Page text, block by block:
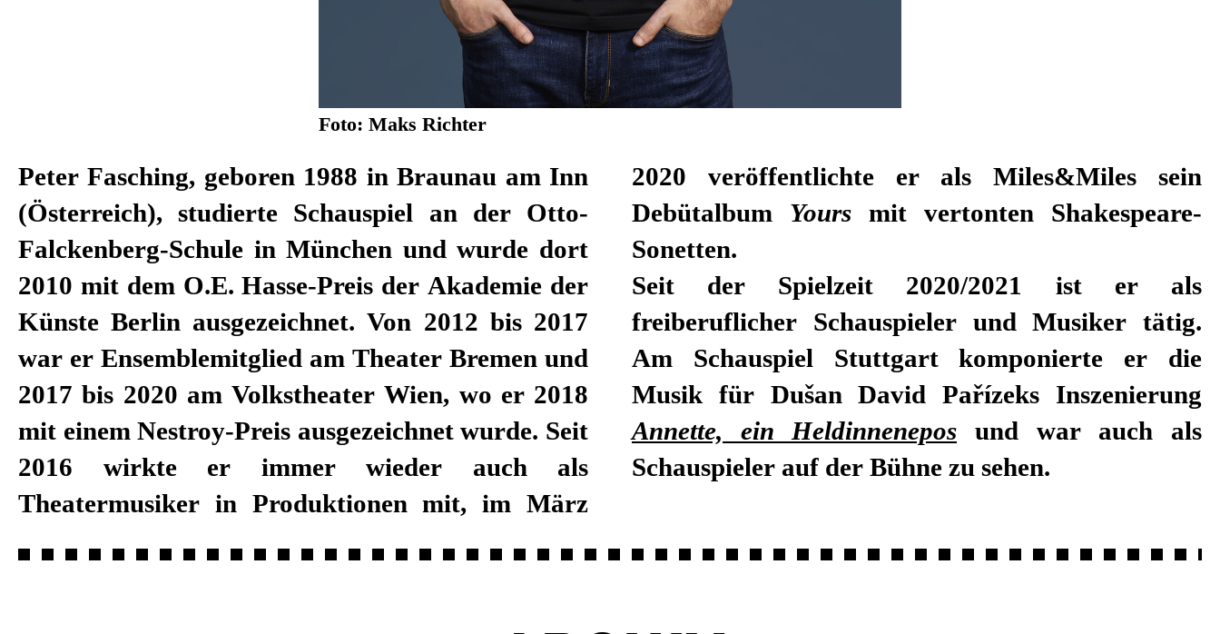
Foto: Maks Richter
Peter Fasching, geboren 1988 in Braunau am Inn
(Österreich), studierte Schauspiel an der Otto-
Falckenberg-Schule in München und wurde dort
2010 mit dem O.E. Hasse-Preis der Akademie der
Künste Berlin ausgezeichnet. Von 2012 bis 2017
war er Ensemblemitglied am Theater Bremen und
2017 bis 2020 am Volkstheater Wien, wo er 2018
mit einem Nestroy-Preis ausgezeichnet wurde. Seit
2016 wirkte er immer wieder auch als
Theatermusiker in Produktionen mit, im März
2020 veröffentlichte er als Miles&Miles sein
Debütalbum Yours mit vertonten Shakespeare-
Sonetten.
Seit der Spielzeit 2020/2021 ist er als
freiberuflicher Schauspieler und Musiker tätig.
Am Schauspiel Stuttgart komponierte er die
Musik für Dušan David Pařízeks Inszenierung
Annette, ein Heldinnenepos und war auch als
Schauspieler auf der Bühne zu sehen.